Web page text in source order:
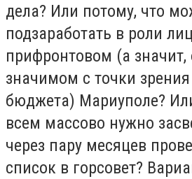
дела? Или потому, что
подзаработать в роли
прифронтовом (а значит,
значимом с точки
бюджета) Мариуполе?
всем массово нужно
через пару месяцев
список в горсовет?